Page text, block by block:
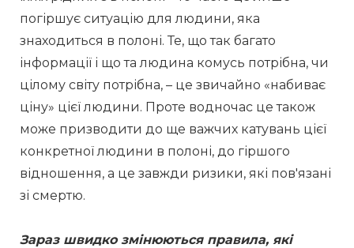
погіршує ситуацію для людини, яка
знаходиться в полоні. Те, що так багато
інформації і що та людина комусь потрібна, чи
цілому світу потрібна, – це звичайно «набиває
ціну» цієї людини. Проте водночас це також
може призводити до ще важчих катувань цієї
конкретної людини в полоні, до гіршого
відношення, а це завжди ризики, які пов'язані
зі смертю.
Зараз швидко змінюються правила, які